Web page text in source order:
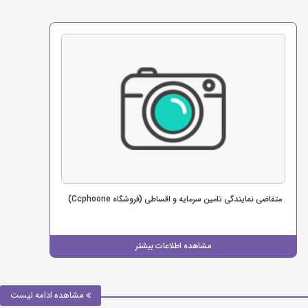
مشاهده اطلاعات بیشتر
متقاضی نمایندگی تامین سرمایه و اقساطی (فروشگاه Ccphoone)
مشاهده ادامه لیست